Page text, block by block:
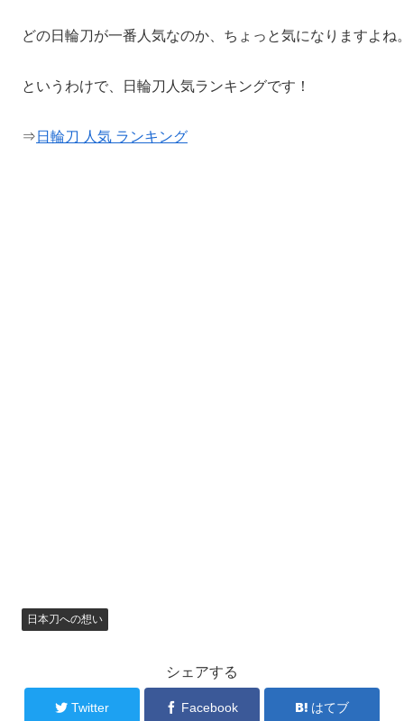
どの日輪刀が一番人気なのか、ちょっと気になりますよね
というわけで、日輪刀人気ランキングです！
⇒ 日輪刀 人気 ランキング
日本刀への想い
シェアする
Twitter Facebook はてブ